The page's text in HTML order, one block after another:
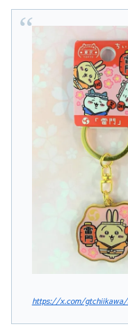
https://x.com/gtchiikawa/